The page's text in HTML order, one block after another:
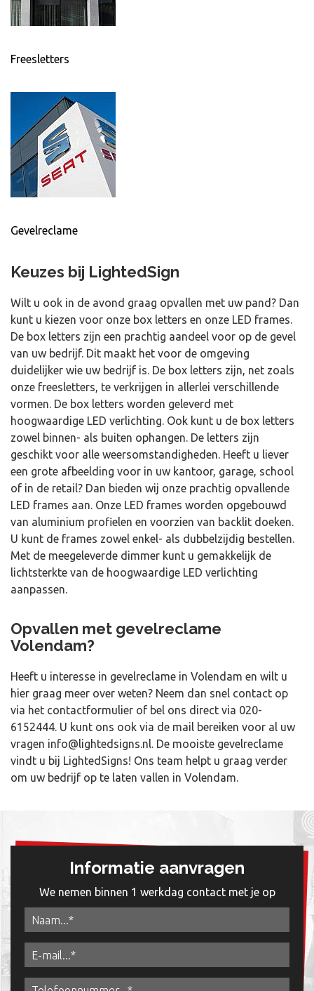
Freesletters
Gevelreclame
Keuzes bij LightedSign
Wilt u ook in de avond graag opvallen met uw pand? Dan
kunt u kiezen voor onze box letters en onze LED frames.
De box letters zijn een prachtig aandeel voor op de gevel
van uw bedrijf. Dit maakt het voor de omgeving
duidelijker wie uw bedrijf is. De box letters zijn, net zoals
onze freesletters, te verkrijgen in allerlei verschillende
vormen. De box letters worden geleverd met
hoogwaardige LED verlichting. Ook kunt u de box letters
zowel binnen- als buiten ophangen. De letters zijn
geschikt voor alle weersomstandigheden. Heeft u liever
een grote afbeelding voor in uw kantoor, garage, school
of in de retail? Dan bieden wij onze prachtig opvallende
LED frames aan. Onze LED frames worden opgebouwd
van aluminium profielen en voorzien van backlit doeken.
U kunt de frames zowel enkel- als dubbelzijdig bestellen.
Met de meegeleverde dimmer kunt u gemakkelijk de
lichtsterkte van de hoogwaardige LED verlichting
aanpassen.
Opvallen met gevelreclame
Volendam?
Heeft u interesse in gevelreclame in Volendam en wilt u
hier graag meer over weten? Neem dan snel contact op
via het contactformulier of bel ons direct via 020-
6152444. U kunt ons ook via de mail bereiken voor al uw
vragen info@lightedsigns.nl. De mooiste gevelreclame
vindt u bij LightedSigns! Ons team helpt u graag verder
om uw bedrijf op te laten vallen in Volendam.
Informatie aanvragen
We nemen binnen 1 werkdag contact met je op